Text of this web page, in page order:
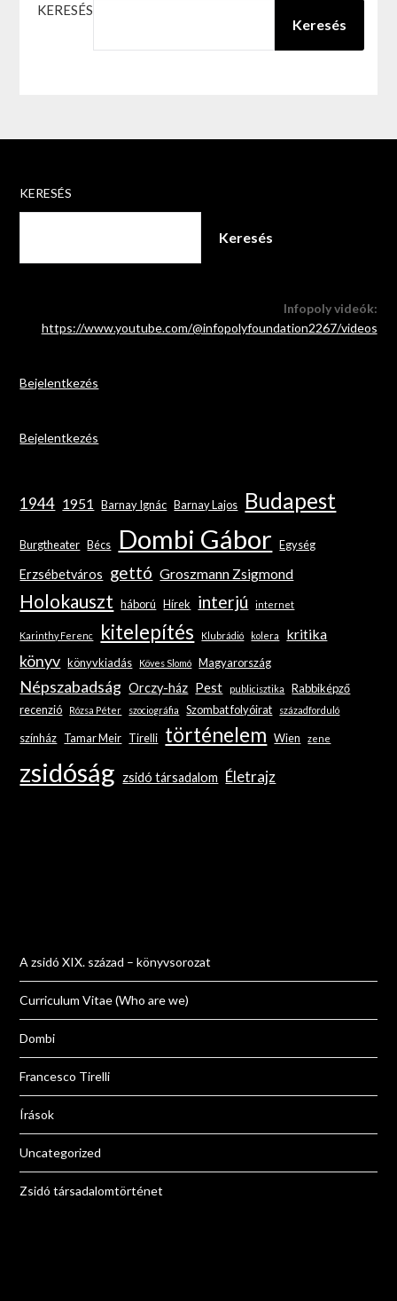
KERESÉS
Keresés
KERESÉS
Keresés
Infopoly videók:
https://www.youtube.com/@infopolyfoundation2267/videos
Bejelentkezés
Bejelentkezés
1944 1951 Barnay Ignác Barnay Lajos Budapest
Burgtheater Bécs Dombi Gábor Egység
Erzsébetváros gettó Groszmann Zsigmond
Holokauszt háború Hírek interjú internet
Karinthy Ferenc kitelepítés Klubrádió kolera kritika
könyv könyvkiadás Köves Slomó Magyarország
Népszabadság Orczy-ház Pest publicisztika
Rabbiképző
recenzió
Rózsa Péter szociográfia Szombat folyóirat századforduló
színház Tamar Meir Tirelli történelem Wien zene
zsidóság zsidó társadalom Életrajz
A zsidó XIX. század – könyvsorozat
Curriculum Vitae (Who are we)
Dombi
Francesco Tirelli
Írások
Uncategorized
Zsidó társadalomtörténet